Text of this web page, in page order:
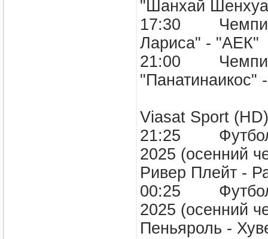
"Шанхай
17:30
Лариса" -
21:00
Viasat Sport
21:25 Футбол.
2025 (осенний
Ривер Плейт -
00:25 Футбол.
2025 (осенний
Пеньяроль -